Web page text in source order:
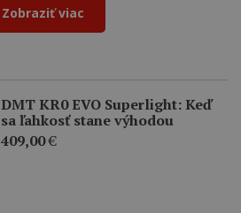
Zobraziť viac
DMT KR0 EVO Superlight: Keď
sa ľahkosť stane výhodou
409,00€